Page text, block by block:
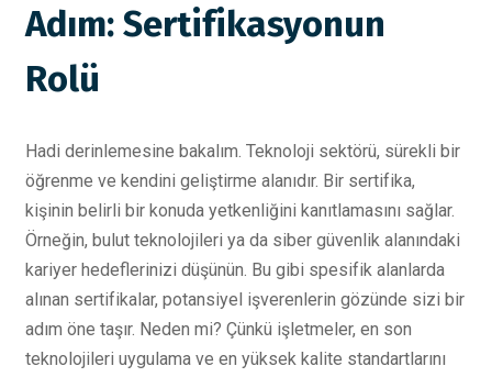
Adım: Sertifikasyonun
Rolü
Hadi derinlemesine bakalım. Teknoloji sektörü, sürekli bir
öğrenme ve kendini geliştirme alanıdır. Bir sertifika,
kişinin belirli bir konuda yetkenliğini kanıtlamasını sağlar.
Örneğin, bulut teknolojileri ya da siber güvenlik alanındaki
kariyer hedeflerinizi düşünün. Bu gibi spesifik alanlarda
alınan sertifikalar, potansiyel işverenlerin gözünde sizi bir
adım öne taşır. Neden mi? Çünkü işletmeler, en son
teknolojileri uygulama ve en yüksek kalite standartlarını